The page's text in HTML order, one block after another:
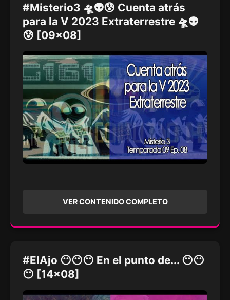
#Misterio3 🛸👽😰 Cuenta atrás
para la V 2023 Extraterrestre 🛸👽
😰 [09x08]
VER CONTENIDO COMPLETO
#ElAjo 😶😶😶 En el punto de... 😶😶
😶 [14x08]